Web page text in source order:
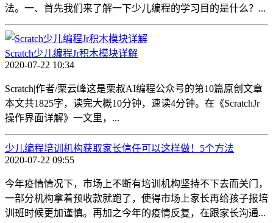
法。一、首先我们来了解一下少儿编程的学习目的是什么？...
Scratch少儿编程Jr积木模块详解
2020-07-22 10:34
Scratch|作者/栗云峰这是栗叔AI编程公众号的第10篇原创文章
本文共1825字，读完大概10分钟，速读4分钟。在《ScratchJr
操作界面详解》一文里，...
少儿编程培训机构获取家长信任可以这样做！5个方法
2020-07-22 09:55
今年疫情情况下，市场上不断有培训机构坚持不下去而关门，
一部分机构拿着预收款就跑了，使得市场上家长再给孩子报培
训班时候更加谨慎。再加之今年的疫情反复，在跟家长沟通...